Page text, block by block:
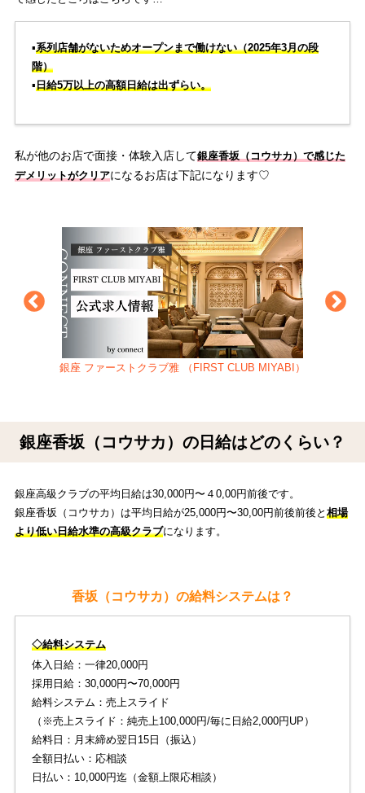
▪️系列店舗がないためオープンまで働けない（2025年3月の段
階）
▪️日給5万以上の高額日給は出ずらい。
私が他のお店で面接・体験入店して銀座香坂（コウサカ）で感じた
デメリットがクリアになるお店は下記になります♡
銀座 ファーストクラブ雅 （FIRST CLUB MIYABI）
銀座香坂（コウサカ）の日給はどのくらい？
銀座高級クラブの平均日給は30,000円〜４0,00円前後です。
銀座香坂（コウサカ）は平均日給が25,000円〜30,00円前後前後と 相場
より低い日給水準の高級クラブになります。
香坂（コウサカ）の給料システムは？
◇給料システム
体入日給：一律20,000円
採用日給：30,000円〜70,000円
給料システム：売上スライド
（※売上スライド：純売上100,000円/毎に日給2,000円UP）
給料日：月末締め翌日15日（振込）
全額日払い：応相談
日払い：10,000円迄（金額上限応相談）